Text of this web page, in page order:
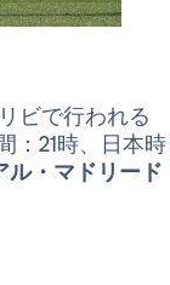
ビで行われる
：21時、日本時
ル・マドリード